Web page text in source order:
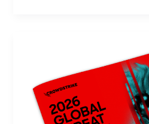
Plattform
transformiert
Unternehmenscompliance
und